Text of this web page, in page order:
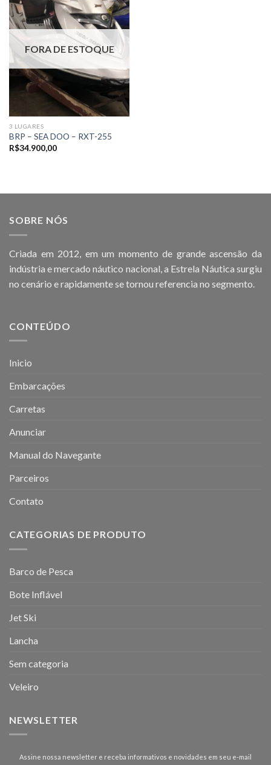
Adicionar
aos meus
favoritos
FORA DE ESTOQUE
3 LUGARES
BRP – SEA DOO – RXT-255
R$34.900,00
SOBRE NÓS
Criada em 2012, em um momento de grande ascensão da
indústria e mercado náutico nacional, a Estrela Náutica surgiu
no cenário e rapidamente se tornou referencia no segmento.
CONTEÚDO
Inicio
Embarcações
Carretas
Anunciar
Manual do Navegante
Parceiros
Contato
CATEGORIAS DE PRODUTO
Barco de Pesca
Bote Inflável
Jet Ski
Lancha
Sem categoria
Veleiro
NEWSLETTER
Assine nossa newsletter e receba informativos e novidades em seu e-mail